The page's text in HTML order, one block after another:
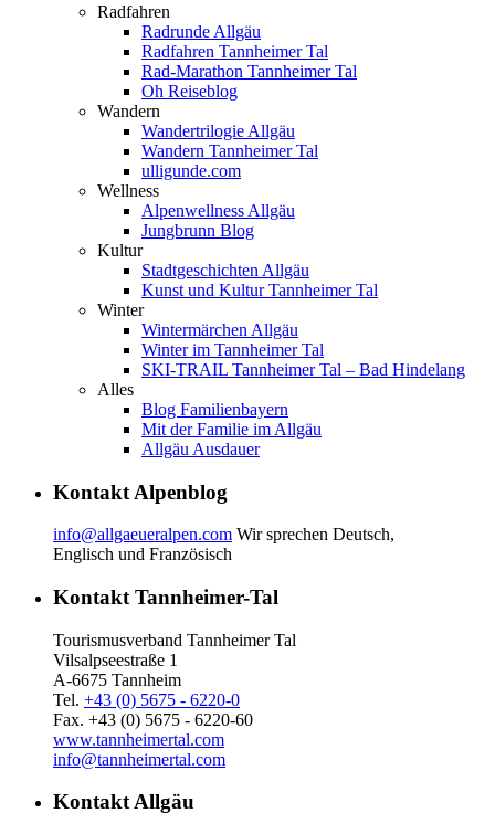
Radfahren
Radrunde Allgäu
Radfahren Tannheimer Tal
Rad-Marathon Tannheimer Tal
Oh Reiseblog
Wandern
Wandertrilogie Allgäu
Wandern Tannheimer Tal
ulligunde.com
Wellness
Alpenwellness Allgäu
Jungbrunn Blog
Kultur
Stadtgeschichten Allgäu
Kunst und Kultur Tannheimer Tal
Winter
Wintermärchen Allgäu
Winter im Tannheimer Tal
SKI-TRAIL Tannheimer Tal – Bad Hindelang
Alles
Blog Familienbayern
Mit der Familie im Allgäu
Allgäu Ausdauer
Kontakt Alpenblog
info@allgaeueralpen.com Wir sprechen Deutsch,
Englisch und Französisch
Kontakt Tannheimer-Tal
Tourismusverband Tannheimer Tal
Vilsalpseestraße 1
A-6675 Tannheim
Tel. +43 (0) 5675 - 6220-0
Fax. +43 (0) 5675 - 6220-60
www.tannheimertal.com
info@tannheimertal.com
Kontakt Allgäu